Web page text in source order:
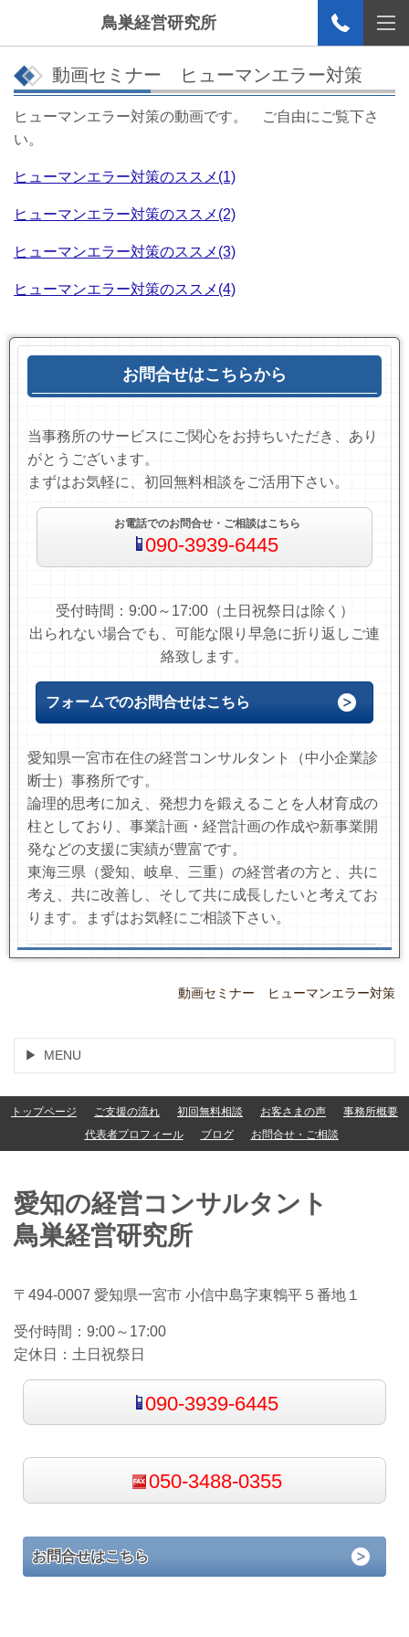
鳥巣経営研究所
動画セミナー ヒューマンエラー対策
ヒューマンエラー対策の動画です。 ご自由にご覧下さ
い。
ヒューマンエラー対策のススメ(1)
ヒューマンエラー対策のススメ(2)
ヒューマンエラー対策のススメ(3)
ヒューマンエラー対策のススメ(4)
お問合せはこちらから
当事務所のサービスにご関心をお持ちいただき、あり
がとうございます。
まずはお気軽に、初回無料相談をご活用下さい。
お電話でのお問合せ・ご相談はこちら
090-3939-6445
受付時間：9:00～17:00（土日祝祭日は除く）
出られない場合でも、可能な限り早急に折り返しご連
絡致します。
フォームでのお問合せはこちら
愛知県一宮市在住の経営コンサルタント（中小企業診
断士）事務所です。
論理的思考に加え、発想力を鍛えることを人材育成の
柱としており、事業計画・経営計画の作成や新事業開
発などの支援に実績が豊富です。
東海三県（愛知、岐阜、三重）の経営者の方と、共に
考え、共に改善し、そして共に成長したいと考えてお
ります。まずはお気軽にご相談下さい。
動画セミナー ヒューマンエラー対策
MENU
トップページ ご支援の流れ 初回無料相談 お客さまの声
事務所概要
代表者プロフィール
ブログ お問合せ・ご相談
愛知の経営コンサルタント
鳥巣経営研究所
〒494-0007 愛知県一宮市 小信中島字東鵯平５番地１
受付時間： 9:00～17:00
定休日： 土日祝祭日
090-3939-6445
050-3488-0355
お問合せはこちら